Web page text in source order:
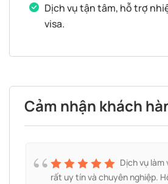
Dịch vụ tận tâm, hỗ trợ
visa.
Cảm nhận khách
Dịch vụ làm
rất uy tín và chuyên nghiệp.